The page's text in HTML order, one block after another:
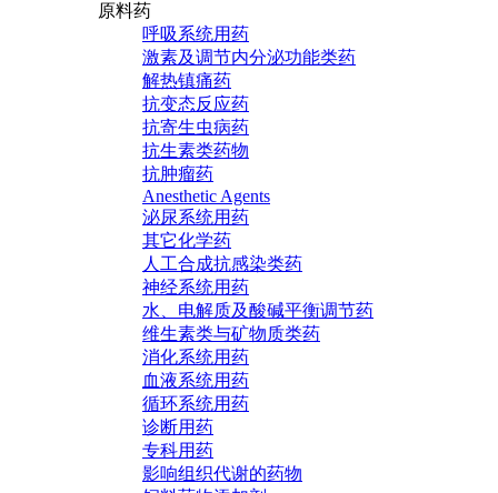
原料药
呼吸系统用药
激素及调节内分泌功能类药
解热镇痛药
抗变态反应药
抗寄生虫病药
抗生素类药物
抗肿瘤药
Anesthetic Agents
泌尿系统用药
其它化学药
人工合成抗感染类药
神经系统用药
水、电解质及酸碱平衡调节药
维生素类与矿物质类药
消化系统用药
血液系统用药
循环系统用药
诊断用药
专科用药
影响组织代谢的药物